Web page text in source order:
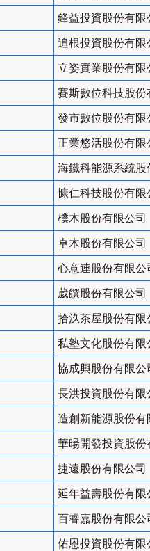
鋒益投資股份有限
追根投資股份有限
立姿實業股份有限
賽斯數位科技股份
發市數位股份有限
正業悠活股份有限
海鐵科能源系統股
慷仁科技股份有限
樸木股份有限公司
卓木股份有限公司
心意連股份有限公
葳饌股份有限公司
拾汣茶屋股份有限
私塾文化股份有限
協成興股份有限公
長洪投資股份有限
造創新能源股份有
華暘開發投資股份
捷遠股份有限公司
延年益壽股份有限
百睿嘉股份有限公
佑恩投資股份有限